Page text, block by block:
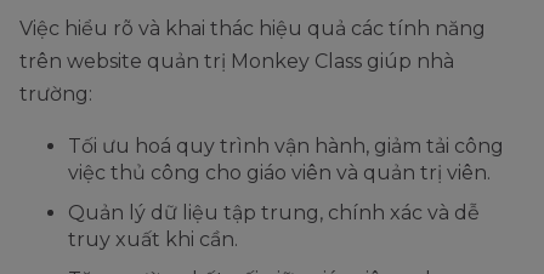
Việc hiểu rõ và khai thác hiệu quả các tính năng
trên website quản trị Monkey Class giúp nhà
trường:
Tối ưu hoá quy trình vận hành, giảm tải công
việc thủ công cho giáo viên và quản trị viên.
Quản lý dữ liệu tập trung, chính xác và dễ
truy xuất khi cần.